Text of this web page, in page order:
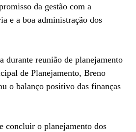
da gestão com a
e a boa administração dos
durante reunião de planejamento
de Planejamento, Breno
o balanço positivo das finanças
concluir o planejamento dos